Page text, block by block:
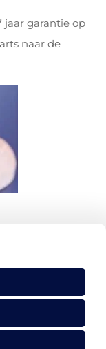
jaar garantie op
naar de